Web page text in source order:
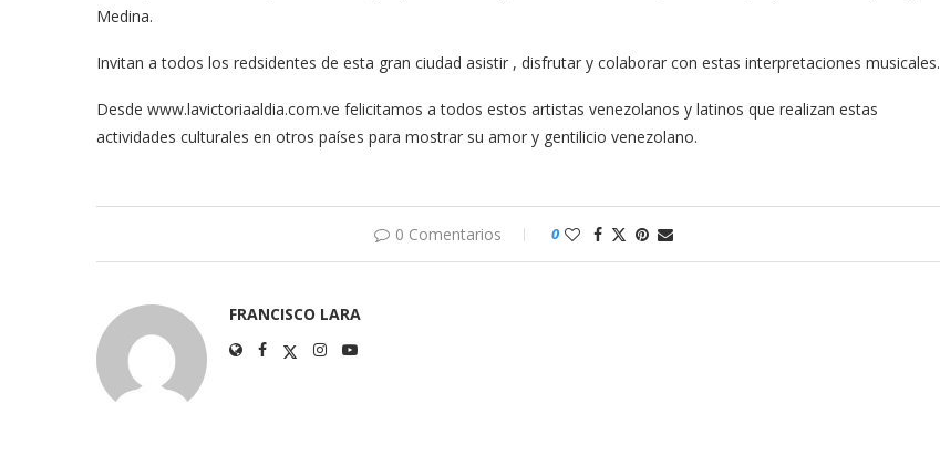
Medina.
Invitan a todos los redsidentes de esta gran ciudad asistir , disfrutar y colaborar con estas interpretaciones musicales.
Desde www.lavictoriaaldia.com.ve felicitamos a todos estos artistas venezolanos y latinos que realizan estas
actividades culturales en otros países para mostrar su amor y gentilicio venezolano.
0 Comentarios 0
FRANCISCO LARA